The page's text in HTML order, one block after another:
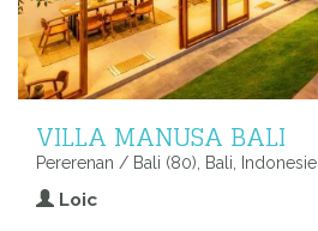
VILLA MANUSA BALI
Pererenan / Bali (80), Bali, Indonesie
Loic